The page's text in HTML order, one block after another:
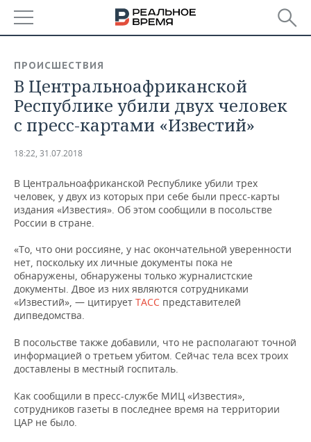
БАШКОРТОСТАН
ТАТАРСТАН
НОВОСТИ
АНАЛИТИКА
ДЕКЛАРАЦИИ О ДОХОДАХ
КОРОЛИ ГОСЗАКАЗА ПФО
КОМУ ПРИНАДЛЕЖАТ
ТОРГОВЫЕ ЦЕНТРЫ
ТАТАРСТАНА
НОВОСТИ ЭКОНОМИКИ
ФИНАНСЫ
БЮДЖЕТ
ИНВЕСТИЦИИ
ПРОМЫШЛЕННОСТЬ
НОВОСТИ
ПРОМЫШЛЕННОСТИ
АГРОПРОМ
МАШИНОСТРОЕНИЕ
НЕФТЕХИМИЯ
НЕФТЬ
ЭНЕРГЕТИКА
НЕДВИЖИМОСТЬ
НОВОСТИ АВТО
БИЗНЕС
НОВОСТИ БИЗНЕСА
РОЗНИЧНАЯ ТОРГОВЛЯ
ТРАНСПОРТ
УСЛУГИ
ТЕХНОЛОГИИ
НОВОСТИ ТЕХНОЛОГИЙ
IT
МЕДИА
МЕРОПРИЯТИЯ
НОВОСТИ МЕРОПРИЯТИЙ
ВЫЕЗДНАЯ РЕДАКЦИЯ
СПОРТ
НОВОСТИ СПОРТА
ОБЩЕСТВО
ПРОИСШЕСТВИЯ
В Центральноафриканской
Республике убили двух человек
с пресс-картами «Известий»
18:22, 31.07.2018
В Центральноафриканской Республике убили трех
человек, у двух из которых при себе были пресс-карты
издания «Известия». Об этом сообщили в посольстве
России в стране.
«То, что они россияне, у нас окончательной уверенности
нет, поскольку их личные документы пока не
обнаружены, обнаружены только журналистские
документы. Двое из них являются сотрудниками
«Известий», — цитирует ТАСС представителей
дипведомства.
В посольстве также добавили, что не располагают точной
информацией о третьем убитом. Сейчас тела всех троих
доставлены в местный госпиталь.
Как сообщили в пресс-службе МИЦ «Известия»,
сотрудников газеты в последнее время на территории
ЦАР не было.